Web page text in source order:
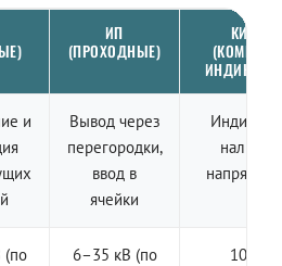
ИП
(ПРОХОДНЫЕ)
КИНН
и
Вывод через
перегородки,
ввод в
ячейки
наличия
(по
6–35 кВ (по
10 кВ